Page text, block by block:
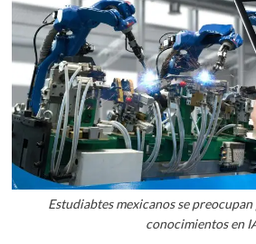
Estudiabtes mexicanos se
conocimientos en